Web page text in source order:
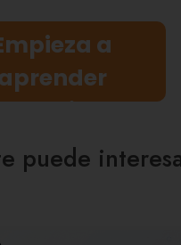
a
gratis
puede